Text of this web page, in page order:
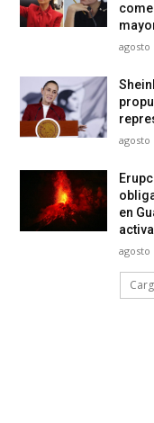
agosto
agosto
en
agosto